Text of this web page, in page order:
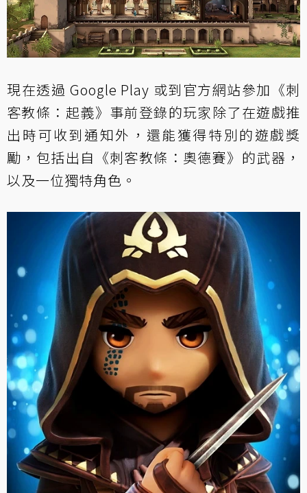
現在透過 Google Play 或到 官方網站參加《刺
客教條：起義》事前登錄的玩家除了在遊戲推
出時可收到通知外，還能獲得特別的遊戲獎
勵，包括出自《刺客教條：奧德賽》的武器，
以及一位獨特角色。